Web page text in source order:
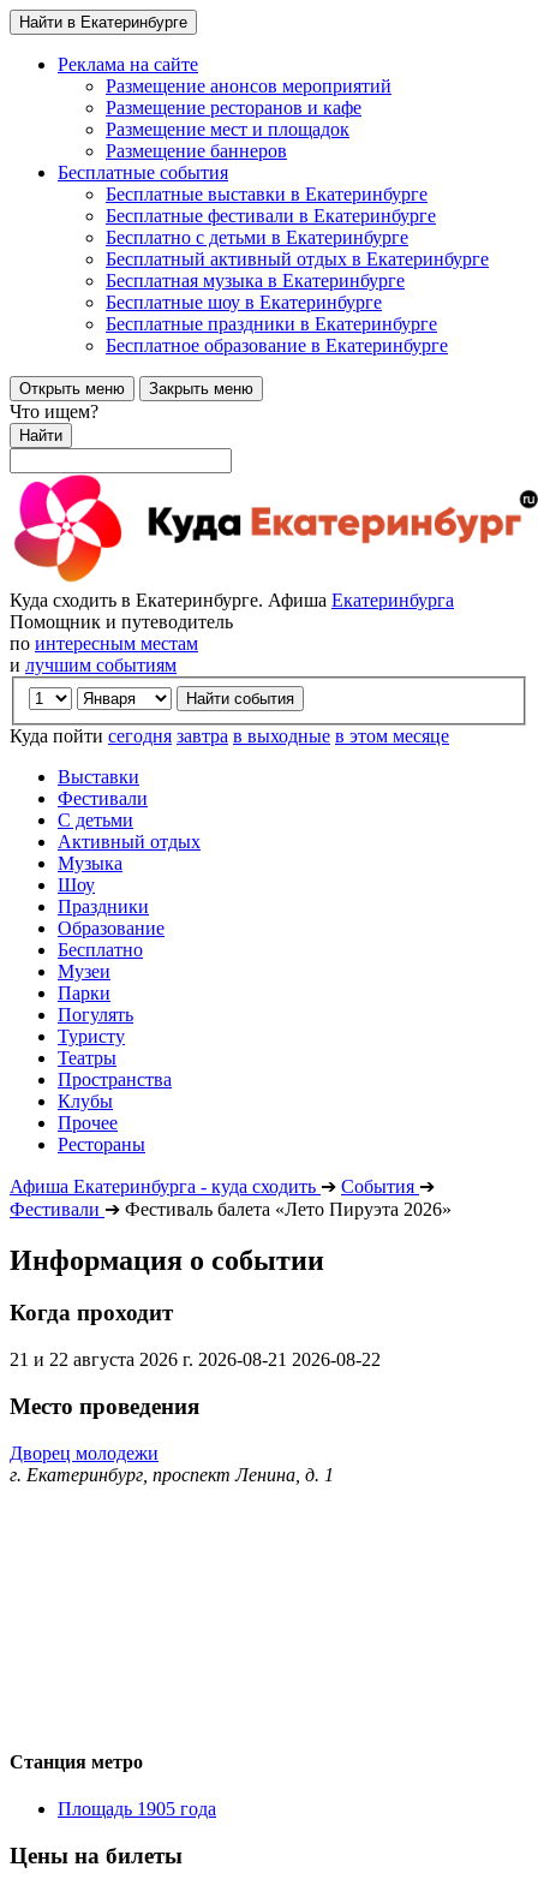
Найти в Екатеринбурге
Реклама на сайте
Размещение анонсов мероприятий
Размещение ресторанов и кафе
Размещение мест и площадок
Размещение баннеров
Бесплатные события
Бесплатные выставки в Екатеринбурге
Бесплатные фестивали в Екатеринбурге
Бесплатно с детьми в Екатеринбурге
Бесплатный активный отдых в Екатеринбурге
Бесплатная музыка в Екатеринбурге
Бесплатные шоу в Екатеринбурге
Бесплатные праздники в Екатеринбурге
Бесплатное образование в Екатеринбурге
Открыть меню Закрыть меню
Что ищем?
Найти
Куда сходить в Екатеринбурге. Афиша Екатеринбурга
Помощник и путеводитель
по интересным местам
и лучшим событиям
Куда пойти сегодня завтра в выходные в этом месяце
Выставки
Фестивали
С детьми
Активный отдых
Музыка
Шоу
Праздники
Образование
Бесплатно
Музеи
Парки
Погулять
Туристу
Театры
Пространства
Клубы
Прочее
Рестораны
Афиша Екатеринбурга - куда сходить ➔ События ➔
Фестивали ➔ Фестиваль балета «Лето Пируэта 2026»
Информация о событии
Когда проходит
21 и 22 августа 2026 г. 2026-08-21 2026-08-22
Место проведения
Дворец молодежи
г. Екатеринбург, проспект Ленина, д. 1
Станция метро
Площадь 1905 года
Цены на билеты